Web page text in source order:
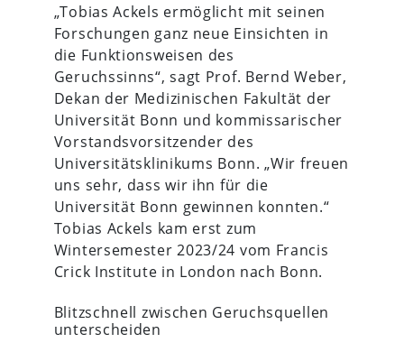
„Tobias Ackels ermöglicht mit seinen
Forschungen ganz neue Einsichten in
die Funktionsweisen des
Geruchssinns“, sagt Prof. Bernd Weber,
Dekan der Medizinischen Fakultät der
Universität Bonn und kommissarischer
Vorstandsvorsitzender des
Universitätsklinikums Bonn. „Wir freuen
uns sehr, dass wir ihn für die
Universität Bonn gewinnen konnten.“
Tobias Ackels kam erst zum
Wintersemester 2023/24 vom Francis
Crick Institute in London nach Bonn.
Blitzschnell zwischen Geruchsquellen
unterscheiden